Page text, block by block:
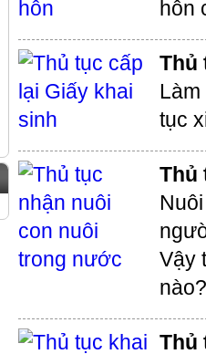
hôn
Thủ
tục
Thủ
Vậy
nào?
Thủ